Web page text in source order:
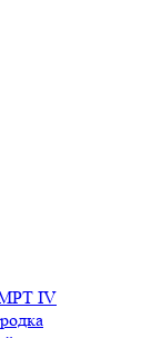
IV